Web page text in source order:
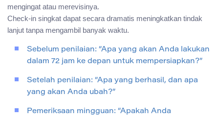
mengingat atau merevisinya.
Check-in singkat dapat secara dramatis meningkatkan tindak
lanjut tanpa mengambil banyak waktu.
Sebelum penilaian: “Apa yang akan Anda lakukan
dalam 72 jam ke depan untuk mempersiapkan?”
Setelah penilaian: “Apa yang berhasil, dan apa
yang akan Anda ubah?”
Pemeriksaan mingguan: “Apakah Anda